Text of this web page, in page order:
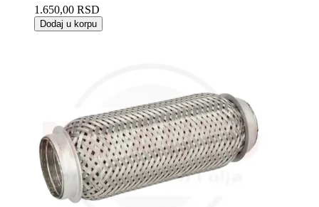
1.650,00 RSD
Dodaj u korpu